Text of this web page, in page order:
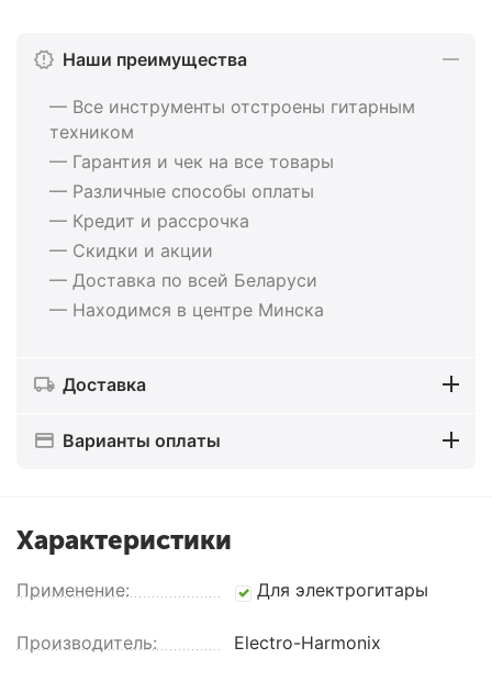
Наши преимущества
— Все инструменты отстроены гитарным
техником
— Гарантия и чек на все товары
— Различные способы оплаты
— Кредит и рассрочка
— Скидки и акции
— Доставка по всей Беларуси
— Находимся в центре Минска
Доставка
Варианты оплаты
Характеристики
Применение: Для электрогитары
Производитель: Electro-Harmonix